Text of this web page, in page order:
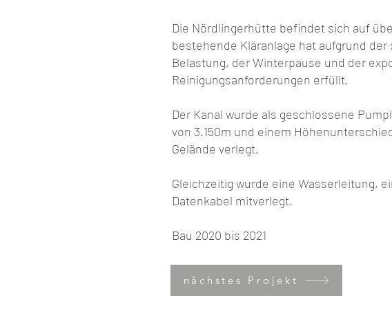
Die Nördlingerhütte befindet sich auf
bestehende Kläranlage hat aufgrund
Belastung, der Winterpause und der
Reinigungsanforderungen erfüllt.
Der Kanal wurde als geschlossene
von 3.150m und einem
Gelände verlegt.
Gleichzeitig wurde eine Wasserleitung,
Datenkabel mitverlegt.
Bau 2020 bis 2021
nächstes Projekt